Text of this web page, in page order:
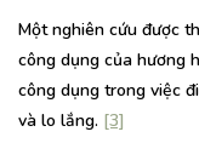
Một nghiên cứu được
công dụng của hương
công dụng trong việc
và lo lắng. [3]